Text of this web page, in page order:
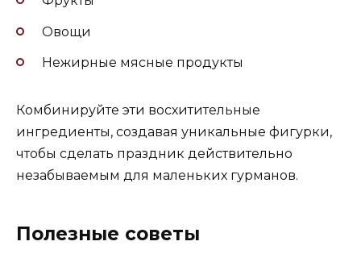
Овощи
Нежирные мясные продукты
Комбинируйте эти восхитительные
ингредиенты, создавая уникальные фигурки,
чтобы сделать праздник действительно
незабываемым для маленьких гурманов.
Полезные советы